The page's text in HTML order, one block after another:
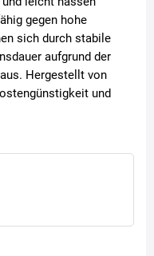
gegen hohe
sich durch stabile
aufgrund der
Hergestellt von
und